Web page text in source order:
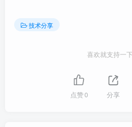
技术分享
喜欢就支持一
点赞0 分享